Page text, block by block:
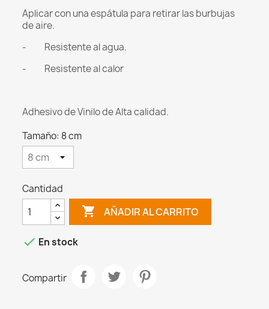
Aplicar con una espátula para retirar las burbujas
de aire.
- Resistente al agua.
- Resistente al calor
Adhesivo de Vinilo de Alta calidad.
Tamaño: 8 cm
Cantidad
 AÑADIR AL CARRITO
 En stock
Compartir